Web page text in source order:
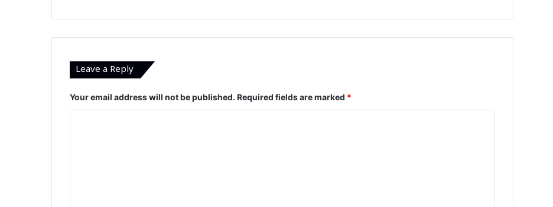
Leave a Reply
Your email address will not be published. Required fields are marked *